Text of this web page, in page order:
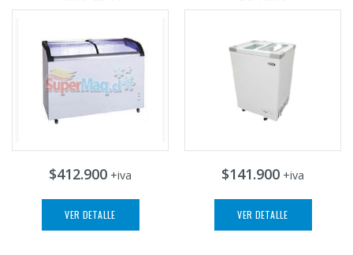
$412.900 +iva
VER DETALLE
$141.900 +iva
VER DETALLE